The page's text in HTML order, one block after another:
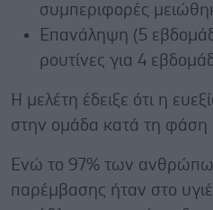
συμπεριφορές
Επανάληψη (5
ρουτίνες για 4
Η μελέτη έδειξε ότι η
στην ομάδα κατά τη φάση
Ενώ το 97% των
παρέμβασης ήταν στο